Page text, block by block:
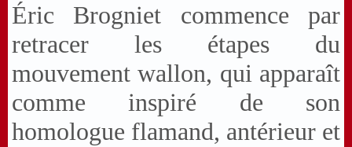
Éric Brogniet commence par
retracer les étapes du
mouvement wallon, qui apparaît
comme inspiré de son
homologue flamand, antérieur et